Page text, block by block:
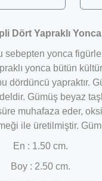
Dört Yapraklı
yonca
yonca bütün
yapraktır.
Gümüş beyaz
muhafaza eder,
ile üretilmiştir.
En : 1.50 cm.
Boy : 2.50 cm.